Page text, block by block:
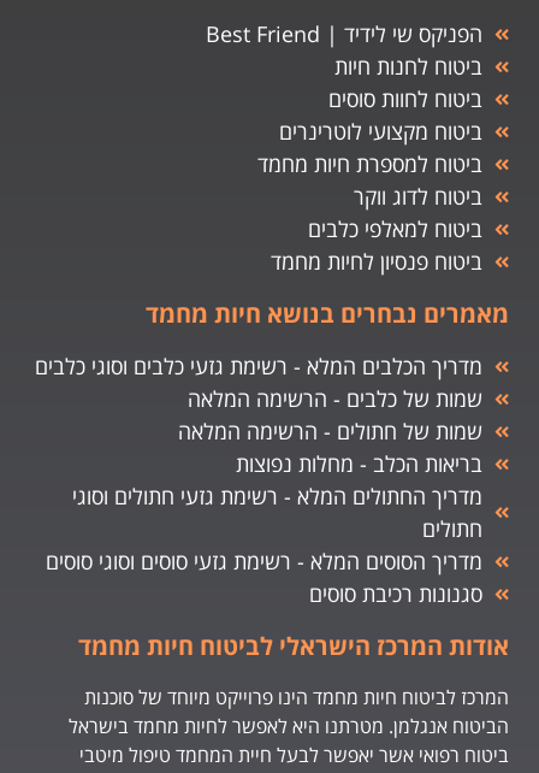
הפניקס שי לידיד | Best Friend
ביטוח לחנות חיות
ביטוח לחוות סוסים
ביטוח מקצועי לוטרינרים
ביטוח למספרת חיות מחמד
ביטוח לדוג ווקר
ביטוח למאלפי כלבים
ביטוח פנסיון לחיות מחמד
מאמרים נבחרים בנושא חיות מחמד
מדריך הכלבים המלא - רשימת גזעי כלבים וסוגי כלבים
שמות של כלבים - הרשימה המלאה
שמות של חתולים - הרשימה המלאה
בריאות הכלב - מחלות נפוצות
מדריך החתולים המלא - רשימת גזעי חתולים וסוגי
חתולים
מדריך הסוסים המלא - רשימת גזעי סוסים וסוגי סוסים
סגנונות רכיבת סוסים
אודות המרכז הישראלי לביטוח חיות מחמד
המרכז לביטוח חיות מחמד הינו פרוייקט מיוחד של סוכנות
הביטוח אנגלמן. מטרתנו היא לאפשר לחיות מחמד בישראל
ביטוח רפואי אשר יאפשר לבעל חיית המחמד טיפול מיטבי